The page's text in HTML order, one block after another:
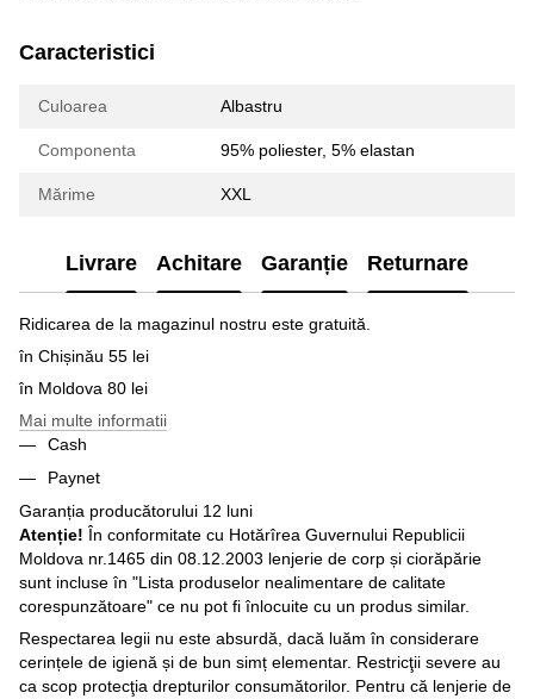
Caracteristici
Culoarea Albastru
Componenta 95% poliester, 5% elastan
Mărime XXL
Livrare Achitare Garanție Returnare
Ridicarea de la magazinul nostru este gratuită.
în Chișinău 55 lei
în Moldova 80 lei
Mai multe informatii
Cash
Paynet
Garanția producătorului 12 luni
Atenție! În conformitate cu Hotărîrea Guvernului Republicii
Moldova nr.1465 din 08.12.2003 lenjerie de corp și ciorăpărie
sunt incluse în "Lista produselor nealimentare de calitate
corespunzătoare" ce nu pot fi înlocuite cu un produs similar.
Respectarea legii nu este absurdă, dacă luăm în considerare
cerințele de igienă și de bun simț elementar. Restricţii severe au
ca scop protecţia drepturilor consumătorilor. Pentru că lenjerie de